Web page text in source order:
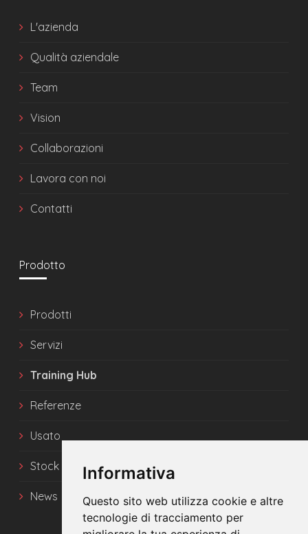
Informativa
Questo sito web utilizza cookie e altre
tecnologie di tracciamento per
L'azienda
Qualità aziendale
Team
Vision
Collaborazioni
Lavora con noi
Contatti
Prodotto
Prodotti
Servizi
Training Hub
Referenze
Usato
Stock
News